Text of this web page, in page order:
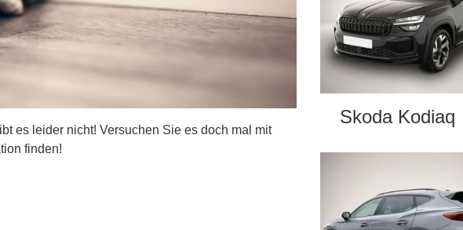
es leider nicht! Versuchen Sie es doch mal mit
finden!
Skoda Kodiaq